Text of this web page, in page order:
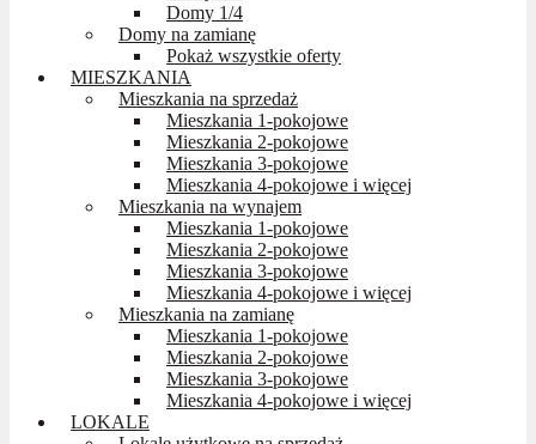
Domy 1/4
Domy na zamianę
Pokaż wszystkie oferty
MIESZKANIA
Mieszkania na sprzedaż
Mieszkania 1-pokojowe
Mieszkania 2-pokojowe
Mieszkania 3-pokojowe
Mieszkania 4-pokojowe i więcej
Mieszkania na wynajem
Mieszkania 1-pokojowe
Mieszkania 2-pokojowe
Mieszkania 3-pokojowe
Mieszkania 4-pokojowe i więcej
Mieszkania na zamianę
Mieszkania 1-pokojowe
Mieszkania 2-pokojowe
Mieszkania 3-pokojowe
Mieszkania 4-pokojowe i więcej
LOKALE